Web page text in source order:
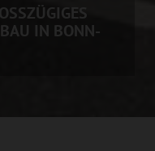
L
IN BONN-D